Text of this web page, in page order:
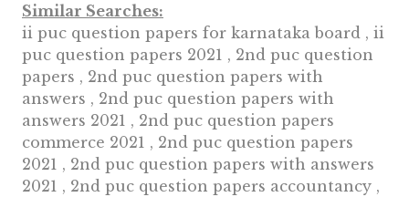
Similar Searches:
ii puc question papers for karnataka board , ii
puc question papers 2021 , 2nd puc question
papers , 2nd puc question papers with
answers , 2nd puc question papers with
answers 2021 , 2nd puc question papers
commerce 2021 , 2nd puc question papers
2021 , 2nd puc question papers with answers
2021 , 2nd puc question papers accountancy ,